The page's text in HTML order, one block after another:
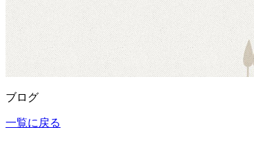
ブログ
一覧に戻る